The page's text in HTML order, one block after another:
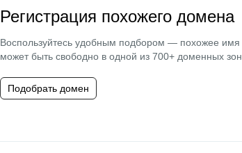
Регистрация похожего домена
Воспользуйтесь удобным подбором — похожее имя
может быть свободно в одной из 700+ доменных зон.
Подобрать домен